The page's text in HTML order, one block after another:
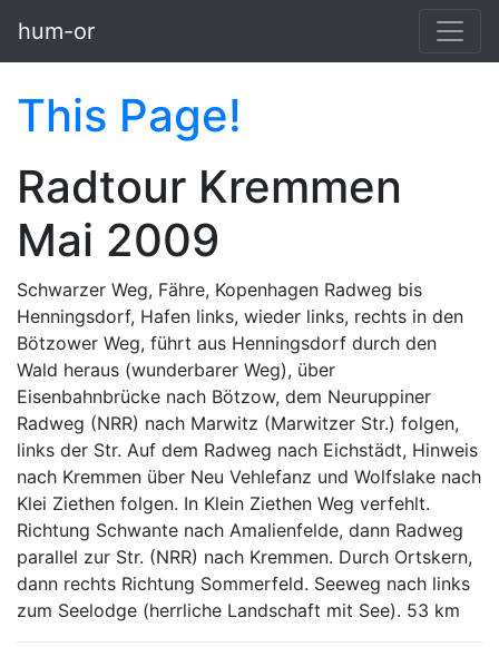
hum-or
This Page!
Radtour Kremmen
Mai 2009
Schwarzer Weg, Fähre, Kopenhagen Radweg bis
Henningsdorf, Hafen links, wieder links, rechts in den
Bötzower Weg, führt aus Henningsdorf durch den
Wald heraus (wunderbarer Weg), über
Eisenbahnbrücke nach Bötzow, dem Neuruppiner
Radweg (NRR) nach Marwitz (Marwitzer Str.) folgen,
links der Str. Auf dem Radweg nach Eichstädt, Hinweis
nach Kremmen über Neu Vehlefanz und Wolfslake nach
Klei Ziethen folgen. In Klein Ziethen Weg verfehlt.
Richtung Schwante nach Amalienfelde, dann Radweg
parallel zur Str. (NRR) nach Kremmen. Durch Ortskern,
dann rechts Richtung Sommerfeld. Seeweg nach links
zum Seelodge (herrliche Landschaft mit See). 53 km